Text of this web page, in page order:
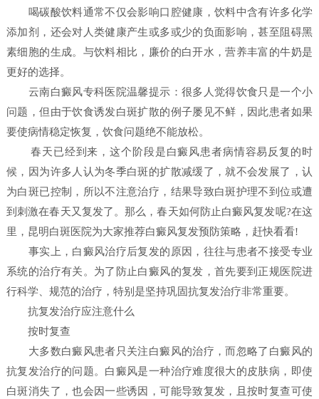
喝碳酸饮料通常不仅会影响口腔健康，饮料中含有许多化学
添加剂，还会对人类健康产生或多或少的负面影响，甚至阻碍黑
素细胞的生成。与饮料相比，廉价的白开水，营养丰富的牛奶是
更好的选择。
云南白癜风专科医院温馨提示：很多人觉得饮食只是一个小
问题，但由于饮食诱发白斑扩散的例子屡见不鲜，因此患者如果
要使病情稳定恢复，饮食问题绝不能放松。
春天已经到来，这个阶段是白癜风患者病情容易反复的时
候，因为许多人认为冬季白斑的扩散减缓了，就不会发展了，认
为白斑已控制，所以不注意治疗，结果导致白斑护理不到位或遭
到刺激在春天又复发了。那么，春天如何防止白癜风复发呢?在这
里，昆明白斑医院为大家推荐白癜风复发预防策略，赶快看看!
事实上，白癜风治疗后复发的原因，往往与患者不接受专业
系统的治疗有关。为了防止白癜风的复发，首先要到正规医院进
行科学、规范的治疗，特别是坚持巩固抗复发治疗非常重要。
抗复发治疗应注意什么
按时复查
大多数白癜风患者只关注白癜风的治疗，而忽略了白癜风的
抗复发治疗的问题。白癜风是一种治疗难度很大的皮肤病，即使
白斑消失了，也会因一些诱因，可能导致复发，且按时复查可使